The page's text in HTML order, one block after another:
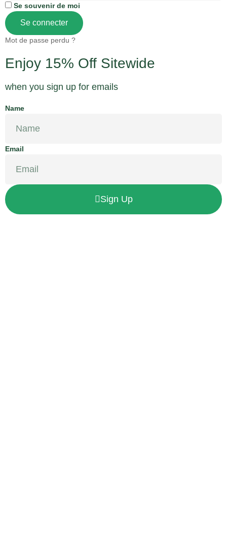
Se souvenir de moi
Se connecter
Mot de passe perdu ?
Enjoy 15% Off Sitewide
when you sign up for emails
Name
Email
Sign Up